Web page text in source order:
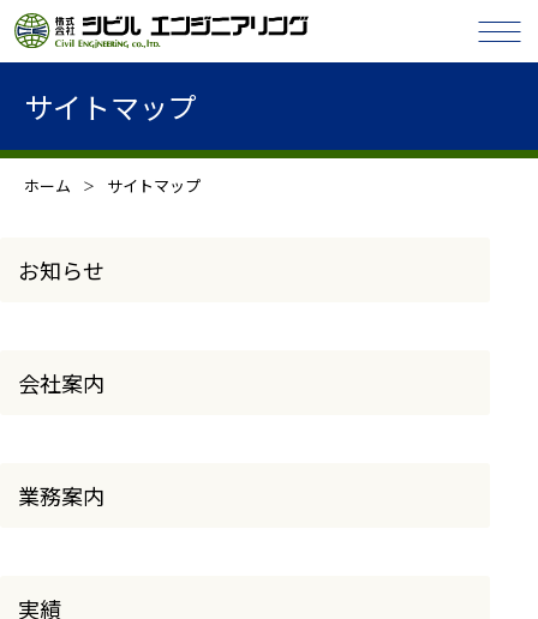
サイトマップ
ホーム サイトマップ
お知らせ
会社案内
業務案内
実績